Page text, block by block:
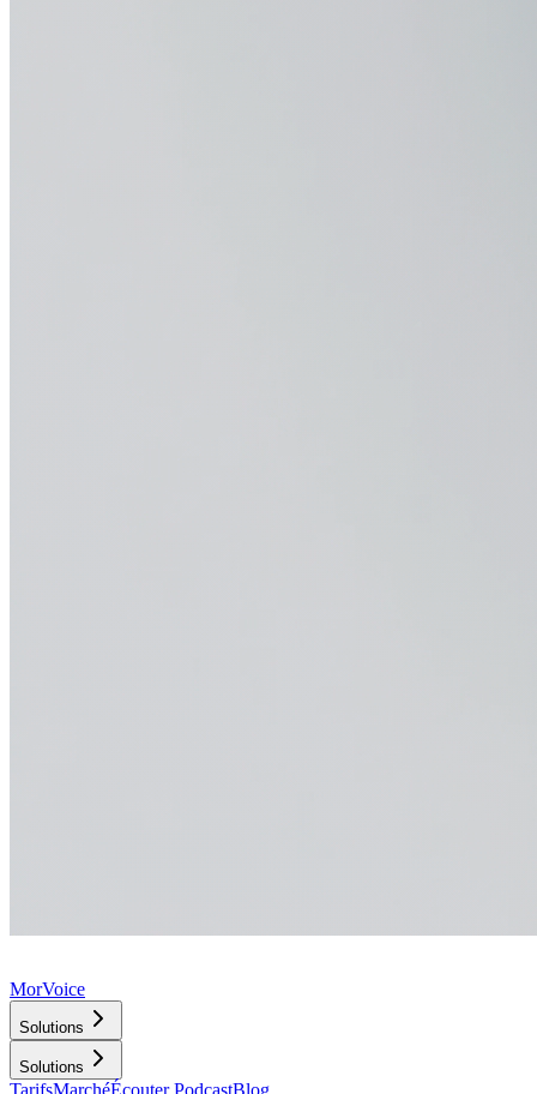
MorVoice
Solutions
Solutions
TarifsMarchéÉcouter PodcastBlog